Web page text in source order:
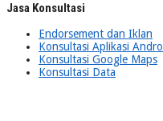
Jasa Konsultasi
Endorsement dan Iklan
Konsultasi Aplikasi
Konsultasi Google Maps
Konsultasi Data